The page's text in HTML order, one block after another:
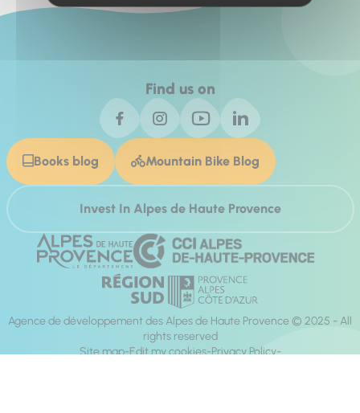
Find us on
Books blog Mountain Bike Blog
Invest In Alpes de Haute Provence
Agence de développement des Alpes de Haute Provence © 2025 - All
rights reserved
Site map Edit my cookies Privacy Policy